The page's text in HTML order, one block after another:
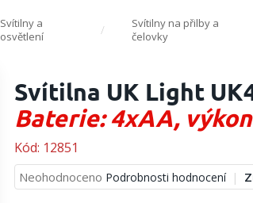
Svítilny a
osvětlení
Svítilny na přilby a
čelovky
Svítilna UK Light
Baterie: 4xAA,
Kód: 12851
Průměrné
hodnocení
Neohodnoceno Podrobnosti hodnocení